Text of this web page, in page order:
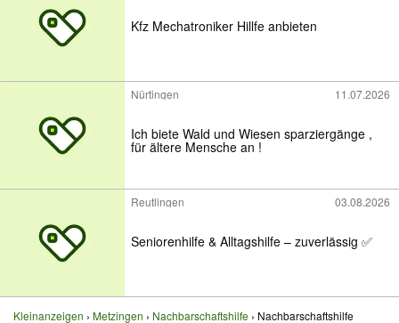
Kfz Mechatroniker Hillfe anbieten
Nürtingen 11.07.2026
Ich biete Wald und Wiesen sparziergänge ,
für ältere Mensche an !
Reutlingen 03.08.2026
Seniorenhilfe & Alltagshilfe – zuverlässig ✅
Kleinanzeigen Metzingen Nachbarschaftshilfe Nachbarschaftshilfe